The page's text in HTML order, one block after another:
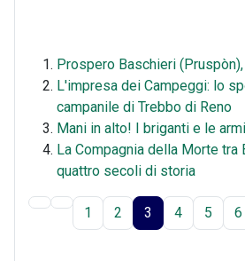
Prospero Baschieri
L'impresa dei Campeggi: lo
campanile di Trebbo di Reno
Mani in alto! I briganti e le
La Compagnia della Morte tra
quattro secoli di storia
1 2 3 4 5 6